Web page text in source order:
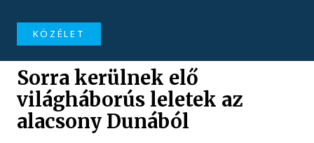
KÖZÉLET
Sorra kerülnek elő
világháborús leletek az
alacsony Dunából